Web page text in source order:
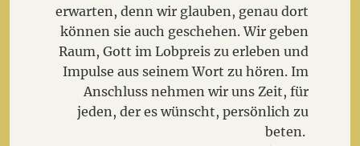
erwarten, denn wir glauben, genau dort
können sie auch geschehen. Wir geben
Raum, Gott im Lobpreis zu erleben und
Impulse aus seinem Wort zu hören. Im
Anschluss nehmen wir uns Zeit, für
jeden, der es wünscht, persönlich zu
beten.